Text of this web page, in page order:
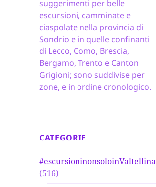
suggerimenti per belle
escursioni, camminate e
ciaspolate nella provincia di
Sondrio e in quelle confinanti
di Lecco, Como, Brescia,
Bergamo, Trento e Canton
Grigioni; sono suddivise per
zone, e in ordine cronologico.
CATEGORIE
#escursioninonsoloinValtellina
(516)